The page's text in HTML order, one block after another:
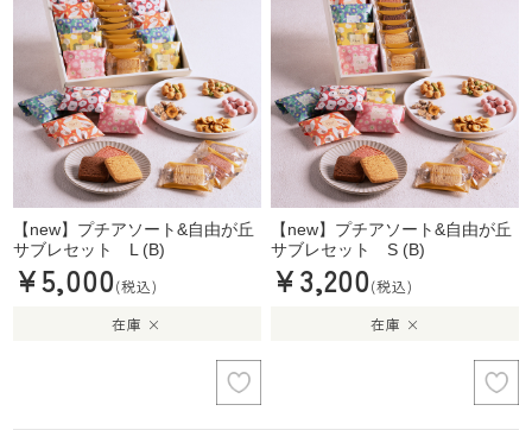
【new】プチアソート&自由が丘
サブレセット L (B)
¥5,000(税込)
在庫 ×
【new】プチアソート&自由が丘
サブレセット S (B)
¥3,200(税込)
在庫 ×